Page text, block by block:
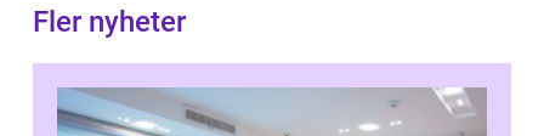
Fler nyheter